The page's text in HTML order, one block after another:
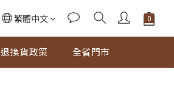
繁體中文
退換貨政策 全省門市